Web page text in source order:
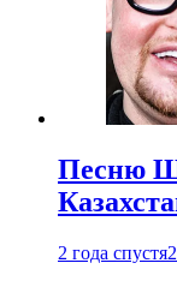
Песню
2 года спустя